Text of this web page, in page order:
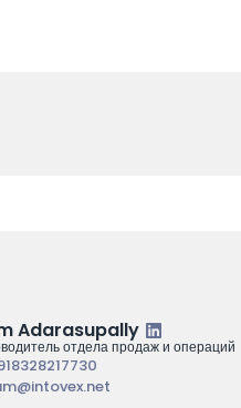
Adarasupally
отдела продаж и операций